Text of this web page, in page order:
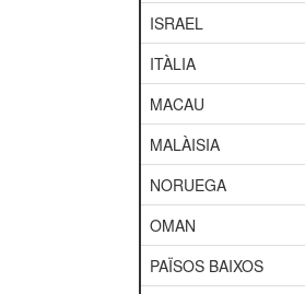
ISRAEL
ITÀLIA
MACAU
MALÀISIA
NORUEGA
OMAN
PAÏSOS BAIXOS